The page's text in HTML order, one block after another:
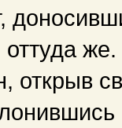
открыв